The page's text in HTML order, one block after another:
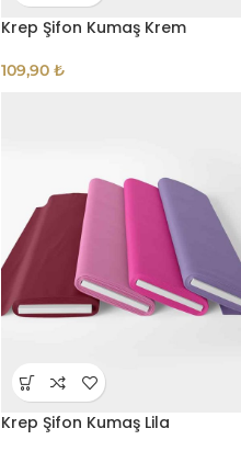
Krep Şifon Kumaş Krem
109,90 ₺
Krep Şifon Kumaş Lila